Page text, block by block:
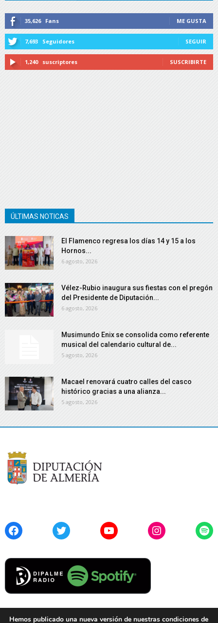
35,626 Fans ME GUSTA
7,693 Seguidores SEGUIR
1,240 suscriptores SUSCRIBIRTE
ÚLTIMAS NOTICAS
El Flamenco regresa los días 14 y 15 a los
Hornos...
6 agosto, 2026
Vélez-Rubio inaugura sus fiestas con el pregón
del Presidente de Diputación...
6 agosto, 2026
Musimundo Enix se consolida como referente
musical del calendario cultural de...
5 agosto, 2026
Macael renovará cuatro calles del casco
histórico gracias a una alianza...
5 agosto, 2026
FacebookTwitter YouTubeInstagram
Hemos publicado una nueva versión de nuestras condiciones de